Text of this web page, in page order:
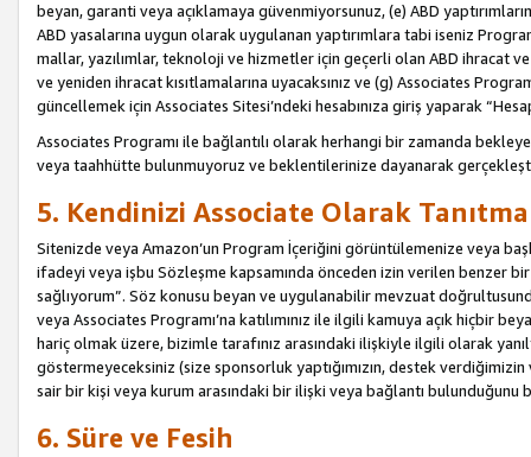
beyan, garanti veya açıklamaya güvenmiyorsunuz, (e) ABD
ABD yasalarına uygun olarak uygulanan yaptırımlara tabi iseniz
mallar, yazılımlar, teknoloji ve hizmetler için geçerli olan ABD ihracat
ve yeniden ihracat kısıtlamalarına uyacaksınız ve (g) Associates
güncellemek için Associates Sitesi’ndeki hesabınıza giriş yaparak
Associates Programı ile bağlantılı olarak herhangi bir zamanda
veya taahhütte bulunmuyoruz ve beklentilerinize dayanarak
5. Kendinizi Associate Olarak
Sitenizde veya Amazon’un Program İçeriğini görüntülemenize veya
ifadeyi veya işbu Sözleşme kapsamında önceden izin verilen benzer
sağlıyorum”. Söz konusu beyan ve uygulanabilir mevzuat
veya Associates Programı’na katılımınız ile ilgili kamuya açık hiçbir
hariç olmak üzere, bizimle tarafınız arasındaki ilişkiyle ilgili olarak
göstermeyeceksiniz (size sponsorluk yaptığımızın, destek
sair bir kişi veya kurum arasındaki bir ilişki veya bağlantı bulunduğunu
6. Süre ve Fesih